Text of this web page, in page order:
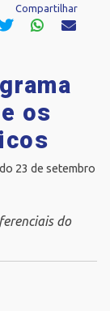
Compartilhar
os
23 de setembro
do